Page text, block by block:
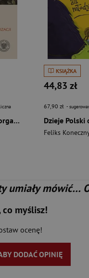
Działalność polskich organizacji kombatanckich we Francji w latach 1944–1970
KSIĄŻKA
44,83 zł
67,90 zł -
Feliks
umiały mówić…
co myślisz!
ocenę!
DODAĆ OPINIĘ